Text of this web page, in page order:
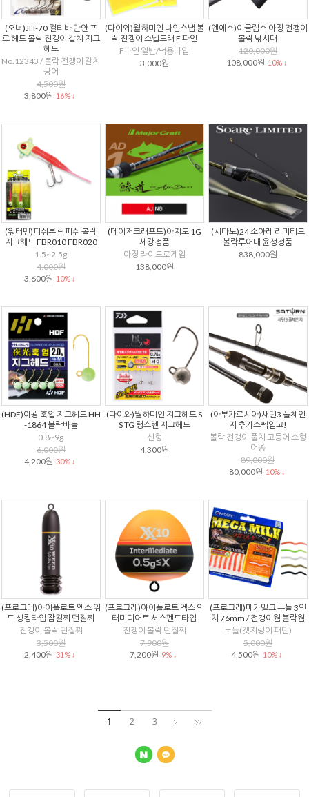
(오너)JH-70 컬티바 만안 프
로 헤드 볼락 전갱이 갈치 지그
헤드
No.12343 / 볼락 전갱이 갈치
광어
4,500원
3,800원 16% ↓
(다이와)월하미인 나인스냅 볼
락 전갱이 스냅도래 F 파인
F파인 일반/덕용타입
3,000원
(엔에스)이클립스 아징 전갱이
볼락 낚시대
120,000원
108,000원 10% ↓
(워터맨)피쉬본 락피쉬 볼락
지그헤드 FBR010 FBR020
1.5~2.5g
4,000원
3,600원 10% ↓
(메이저크래프트)아지도 1G
세강정품
아징 라이트로게임
138,000원
(시마노)24 소아레 리미티드
볼락루어대 윤성정품
838,000원
(HDF)야광 훅업 지그헤드 HH
-1864 볼락바늘
0.8~9g
6,000원
4,200원 30% ↓
(다이와)월하미인 지그헤드 S
S TG 텅스텐 지그헤드
신형
4,300원
(아부가르시아)새턴3 풀체인
지 추가스펙입고!
볼락 전갱이 풀치 고등어 소형
어종
89,000원
80,000원 10% ↓
(프로그레)아이플로트 엑스 위
드 싱킹타입 잠길찌 던질찌
전갱이 볼락 던질찌
3,500원
2,400원 31% ↓
(프로그레)아이플로트 엑스 인
터미디어트 서스펜드타입
전갱이 볼락 던질찌
7,900원
7,200원 9% ↓
(프로그레)메가밀크 누들 3인
치 76mm / 전갱이웜 볼락웜
누들(갯지렁이 패턴)
5,000원
4,500원 10% ↓
1 2 3